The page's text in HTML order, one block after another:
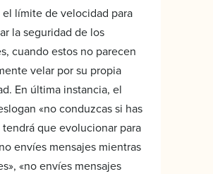
el límite de velocidad para
la seguridad de los
cuando estos no parecen
velar por su propia
En última instancia, el
«no conduzcas si has
tendrá que evolucionar para
envíes mensajes mientras
«no envíes mensajes